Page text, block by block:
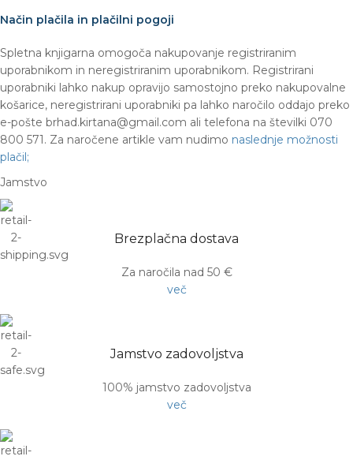
Način plačila in plačilni pogoji
Spletna knjigarna omogoča nakupovanje registriranim
uporabnikom in neregistriranim uporabnikom. Registrirani
uporabniki lahko nakup opravijo samostojno preko nakupovalne
košarice, neregistrirani uporabniki pa lahko naročilo oddajo preko
e-pošte brhad.kirtana@gmail.com ali telefona na številki 070
800 571. Za naročene artikle vam nudimo naslednje možnosti
plačil;
Jamstvo
Brezplačna dostava
Za naročila nad 50 €
več
Jamstvo zadovoljstva
100% jamstvo zadovoljstva
več